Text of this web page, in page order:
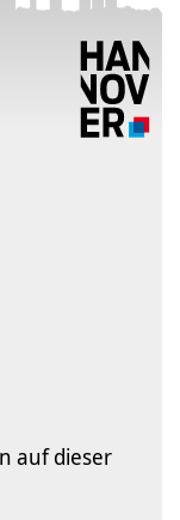
auf dieser